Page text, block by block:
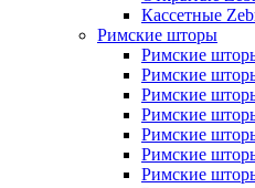
Кассетные
Римские шторы
Римские
Римские
Римские
Римские
Римские
Римские
Римские